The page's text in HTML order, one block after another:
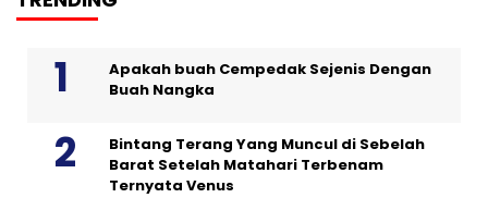
Apakah buah Cempedak Sejenis Dengan
Buah Nangka
Bintang Terang Yang Muncul di Sebelah
Barat Setelah Matahari Terbenam
Ternyata Venus